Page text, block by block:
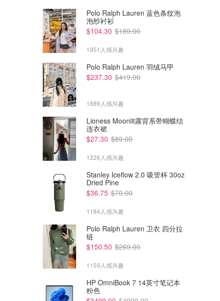
Louis Vuitton Side Trunk MM
红色皮革手袋
$425.00
Polo Ralph Lauren 蓝色条纹泡
泡纱衬衫
$104.30 $189.00
1951人感兴趣
Polo Ralph Lauren 羽绒马甲
$237.30 $419.00
1889人感兴趣
Lioness Moonlit露背系带蝴蝶结
连衣裙
$27.30 $89.00
1226人感兴趣
Stanley Iceflow 2.0 吸管杯 30oz
Dried Pine
$36.75 $70.00
1184人感兴趣
Polo Ralph Lauren 卫衣 四分拉
链
$150.50 $269.00
1159人感兴趣
HP OmniBook 7 14英寸笔记本
粉色